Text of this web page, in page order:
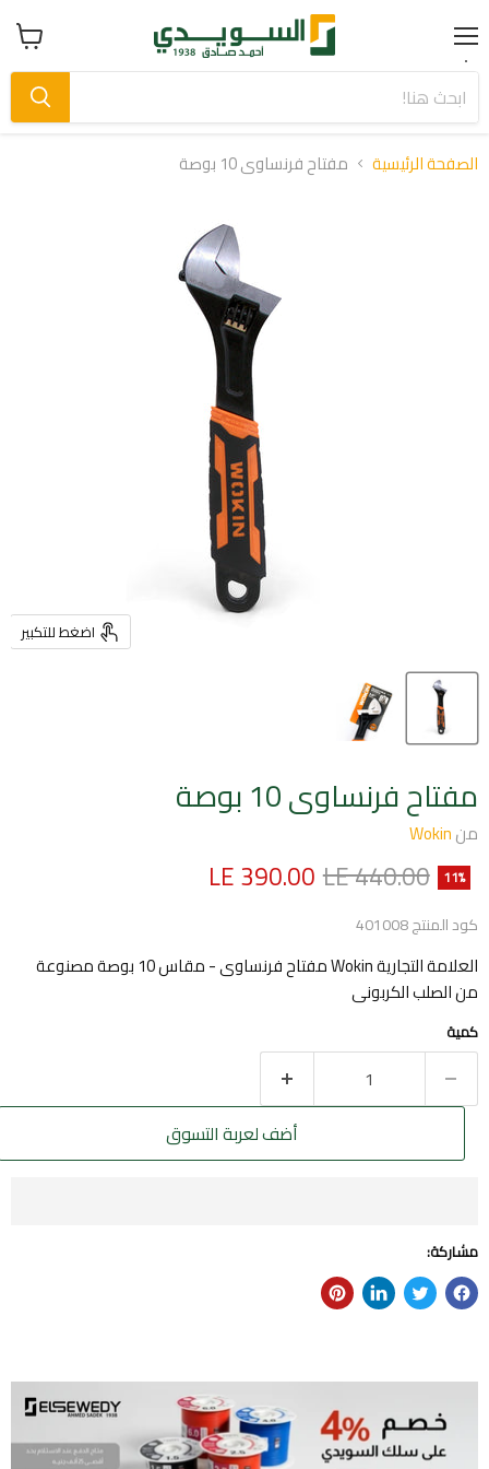
Menu عرض
سلة
الصفحة الرئيسية مفتاح فرنساوى 10 بوصة
اضغط للتكبير
مفتاح فرنساوى 10 بوصة
منWokin
11% السعر الأصلي
LE 440.00السعر الحالي
LE 390.00
كود المنتج401008
العلامة التجارية Wokin مفتاح فرنساوى - مقاس 10 بوصة مصنوعة
من الصلب الكربونى
كمية
أضف لعربة التسوق
مشاركة: